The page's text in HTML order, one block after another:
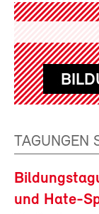
TAGUNGEN
und Hate-